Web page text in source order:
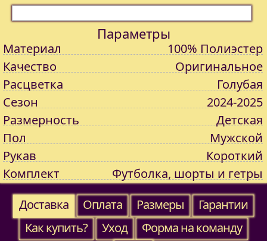
Параметры
Материал
100% Полиэстер
Качество
Оригинальное
Расцветка
Голубая
Сезон
2024-2025
Размерность
Детская
Пол
Мужской
Рукав
Короткий
Комплект
Футболка, шорты и гетры
Доставка
Оплата Размеры
Гарантии
Как купить?
Уход
Форма на команду